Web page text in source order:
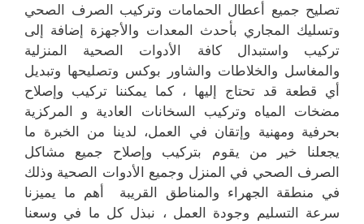
تصليح جميع أعطال الحمامات وتركيب الصرف الصحي
وتسليك المجاري بأحدث المعدات والأجهزة إضافة إلى
تركيب واستبدال كافة الأدوات الصحية المنزلية
والمغاسل والخلاطات والشاور بوكس وتصليحها وتبديل
أي قطعة قد تحتاج إليها ، كما يمكننا تركيب وإصلاح
مضخات المياه وتركيب السخانات العادية و المركزية
بحرفية ومهنية وإتقان في العمل، لدينا من الخبرة ما
يجعلنا خير من يقوم بتركيب وإصلاح جميع مشاكل
الصرف الصحي في المنزل وجميع الأدوات الصحية وذلك
في منطقة الجهراء والمناطق القريبة أهم ما يميزنا
سرعة التسليم وجودة العمل ، نبذل كل ما في وسعنا